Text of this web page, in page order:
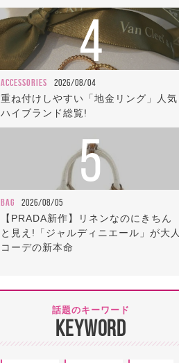
4
ACCESSORIES 2026/08/04
重ね付けしやすい「地金リング」人気
ハイブランド総覧!
5
BAG 2026/08/05
【PRADA新作】リネンなのにきちん
と見え!「ジャルディニエール」が大人
コーデの新本命
話題のキーワード
KEYWORD